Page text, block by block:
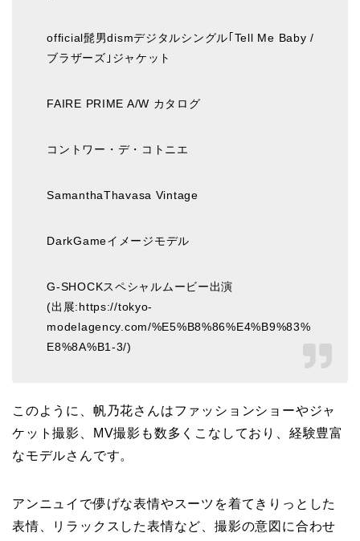
official髭男dismデジタルシングル｢Tell Me Baby /
ブラザーズ｣ジャケット
FAIRE PRIME A/W カタログ
コントワー・デ・コトニエ
SamanthaThavasa Vintage
DarkGameイメージモデル
G-SHOCKスペシャルムービー出演
(出展:https://tokyo-
modelagency.com/%E5%B8%86%E4%B9%83%
E8%8A%B1-3/)
このように、帆乃花さんはファッションショーやジャ
ケット撮影、MV撮影も数多くこなしており、経験豊富
なモデルさんです。
アンニュイで儚げな表情やスーツを着てきりっとした
表情、リラックスした表情など、撮影の意図に合わせ